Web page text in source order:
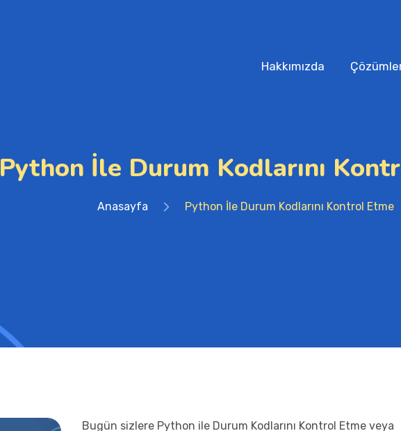
Hakkımızda
Python İle Durum Kodlarını
Anasayfa Python İle Durum Kodlarını Kontrol Etme
Bugün sizlere Python ile Durum Kodlarını Kontrol Etme veya